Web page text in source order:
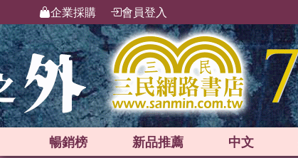
企業採購 會員登入
暢銷榜 新品推薦 中文